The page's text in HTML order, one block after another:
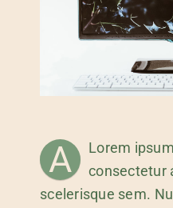
A
Lorem
consectetur
scelerisque sem.